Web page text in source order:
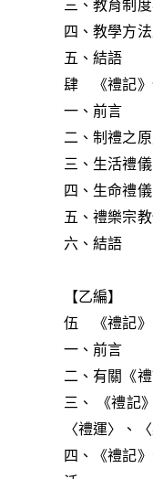
三、教育制
四、教學方
五、結語
肆 《禮記》
一、前言
二、制禮之
三、生活禮
四、生命禮
五、禮樂宗
六、結語
【乙編】
伍 《禮記》
一、前言
二、有關《
三、 《禮記
〈禮運〉、〈
四、《禮記